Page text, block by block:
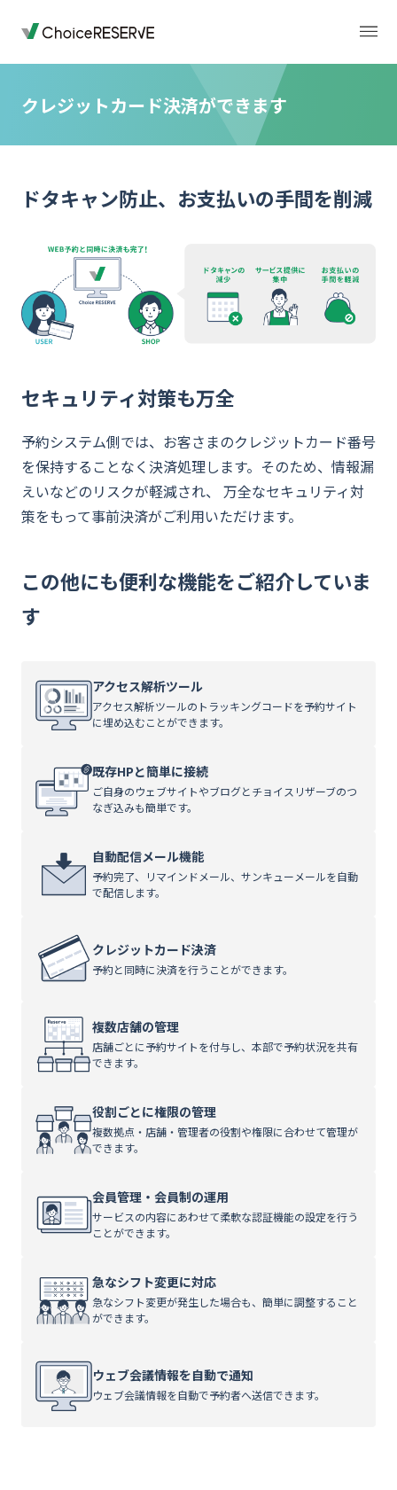
機能 導入事例
業種から選ぶ デモサイト
ご利用の流れ
資料ダウンロード
お問い合わせ
クレジットカード決済ができます
ドタキャン防止、お支払いの手間を削減
セキュリティ対策も万全
予約システム側では、お客さまのクレジットカード番号
を保持することなく決済処理します。そのため、情報漏
えいなどのリスクが軽減され、 万全なセキュリティ対
策をもって事前決済がご利用いただけます。
この他にも便利な機能をご紹介していま
す
アクセス解析ツール
アクセス解析ツールのトラッキングコードを予約サイト
に埋め込むことができます。
既存HPと簡単に接続
ご自身のウェブサイトやブログとチョイスリザーブのつ
なぎ込みも簡単です。
自動配信メール機能
予約完了、リマインドメール、サンキューメールを自動
で配信します。
クレジットカード決済
予約と同時に決済を行うことができます。
複数店舗の管理
店舗ごとに予約サイトを付与し、本部で予約状況を共有
できます。
役割ごとに権限の管理
複数拠点・店舗・管理者の役割や権限に合わせて管理が
できます。
会員管理・会員制の運用
サービスの内容にあわせて柔軟な認証機能の設定を行う
ことができます。
急なシフト変更に対応
急なシフト変更が発生した場合も、簡単に調整すること
ができます。
ウェブ会議情報を自動で通知
ウェブ会議情報を自動で予約者へ送信できます。